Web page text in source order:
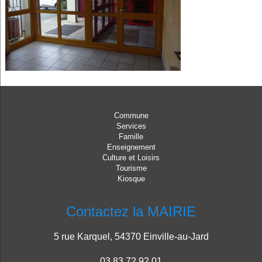
Commune
Services
Famille
Enseignement
Culture et Loisirs
Tourisme
Kiosque
Contactez la MAIRIE
5 rue Karquel, 54370 Einville-au-Jard